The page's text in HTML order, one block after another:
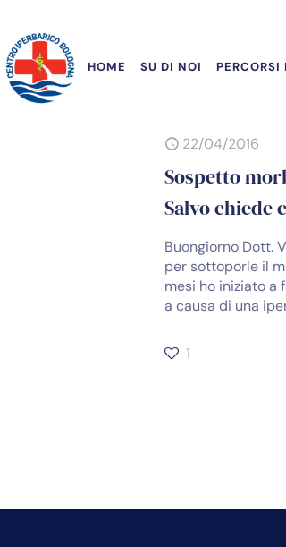
HOME SU DI NOI PERCORSI
22/04/2016
Sospetto
Salvo chiede
Buongiorno Dott.
per sottoporle il
mesi ho iniziato a
a causa di una
1